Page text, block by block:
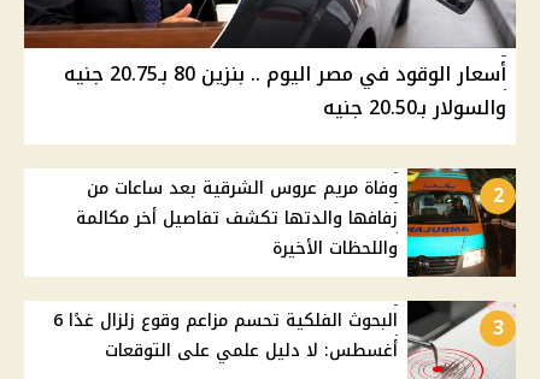
أسعار الوقود في مصر اليوم .. بنزين 80 بـ20.75 جنيه
والسولار بـ20.50 جنيه
2
وفاة مريم عروس الشرقية بعد ساعات من
زفافها والدتها تكشف تفاصيل أخر مكالمة
واللحظات الأخيرة
3
البحوث الفلكية تحسم مزاعم وقوع زلزال غدًا 6
أغسطس: لا دليل علمي على التوقعات